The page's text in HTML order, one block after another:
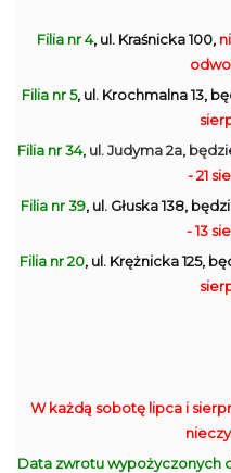
Filia nr 4, ul. Kraśnicka 100,
Filia nr 5, ul. Krochmalna 13,
Filia nr 34, ul. Judyma 2a,
- 21
Filia nr 39, ul. Głuska 138,
- 13
Filia nr 20, ul. Krężnicka 125,
W każdą sobotę lipca i
Data zwrotu wypożyczonych